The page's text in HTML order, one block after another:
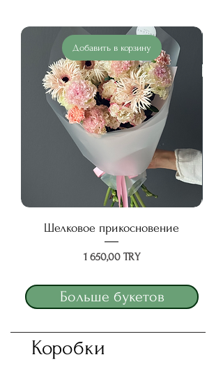
Добавить в корзину
Шелковое прикосновение
Цена
1 650,00 TRY
Больше букетов
Коробки